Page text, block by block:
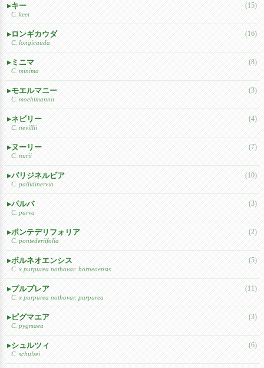
キー
C. keei
(15)
ロンギカウダ
C. longicauda
(16)
ミニマ
C. minima
(8)
モエルマニー
C. moehlmannii
(3)
ネビリー
C. nevillii
(4)
ヌーリー
C. nurii
(7)
パリジネルビア
C. pallidinervia
(10)
パルバ
C. parva
(3)
ポンテデリフォリア
C. pontederiifolia
(2)
ボルネオエンシス
C. x purpurea nothovar. borneoensis
(5)
プルプレア
C. x purpurea nothovar. purpurea
(11)
ピグマエア
C. pygmaea
(3)
シュルツィ
C. schulzei
(6)